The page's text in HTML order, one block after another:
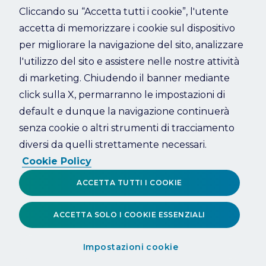
Refresh
Cliccando su “Accetta tutti i cookie”, l'utente
accetta di memorizzare i cookie sul dispositivo
per migliorare la navigazione del sito, analizzare
l'utilizzo del sito e assistere nelle nostre attività
di marketing. Chiudendo il banner mediante
click sulla X, permarranno le impostazioni di
default e dunque la navigazione continuerà
senza cookie o altri strumenti di tracciamento
diversi da quelli strettamente necessari.
Cookie Policy
Impostazioni cookie
ACCETTA SOLO I COOKIE ESSENZIALI
ACCETTA TUTTI I COOKIE